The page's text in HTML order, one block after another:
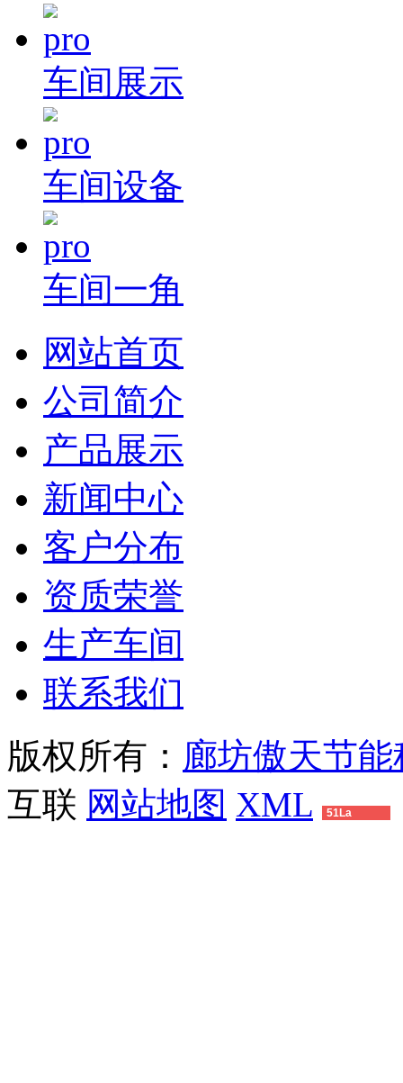
车间展示
车间设备
车间一角
网站首页
公司简介
产品展示
新闻中心
客户分布
资质荣誉
生产车间
联系我们
版权所有： 廊坊傲天节
互联 网站地图 XML 51La